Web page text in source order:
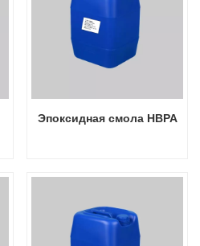
Эпоксидная смола HBPA